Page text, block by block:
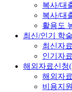
복사/대
복사/대
활용도
최신/인기 학
최신자료
인기자료
해외자료신청
해외자
비용지